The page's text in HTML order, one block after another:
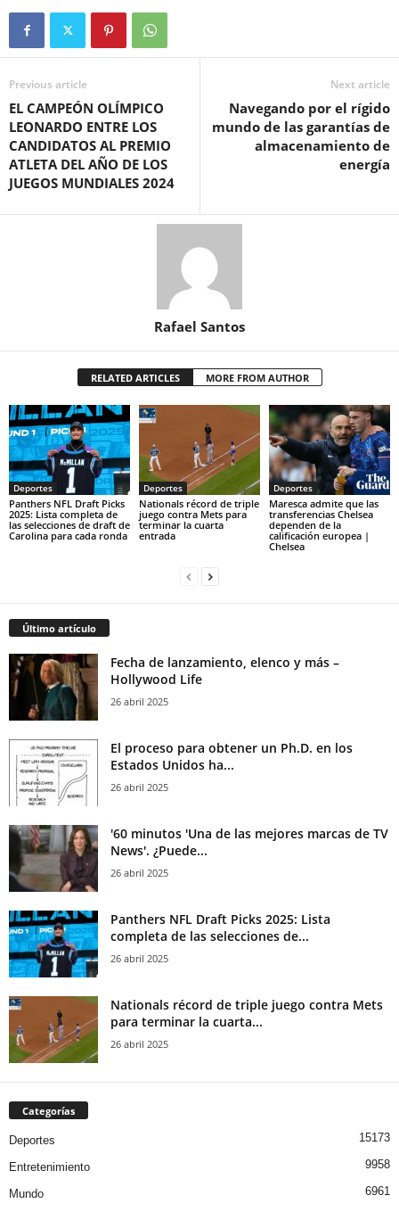
Previous article
EL CAMPEÓN OLÍMPICO
LEONARDO ENTRE LOS
CANDIDATOS AL PREMIO
ATLETA DEL AÑO DE LOS
JUEGOS MUNDIALES 2024
Next article
Navegando por el rígido
mundo de las garantías de
almacenamiento de
energía
Rafael Santos
RELATED ARTICLES MORE FROM AUTHOR
Deportes
Panthers NFL Draft Picks
2025: Lista completa de
las selecciones de draft de
Carolina para cada ronda
Deportes
Nationals récord de triple
juego contra Mets para
terminar la cuarta
entrada
Deportes
Maresca admite que las
transferencias Chelsea
dependen de la
calificación europea |
Chelsea
Último artículo
Fecha de lanzamiento, elenco y más –
Hollywood Life
26 abril 2025
El proceso para obtener un Ph.D. en los
Estados Unidos ha...
26 abril 2025
'60 minutos 'Una de las mejores marcas de TV
News'. ¿Puede...
26 abril 2025
Panthers NFL Draft Picks 2025: Lista
completa de las selecciones de...
26 abril 2025
Nationals récord de triple juego contra Mets
para terminar la cuarta...
26 abril 2025
Categorías
Deportes 15173
Entretenimiento 9958
Mundo
6961